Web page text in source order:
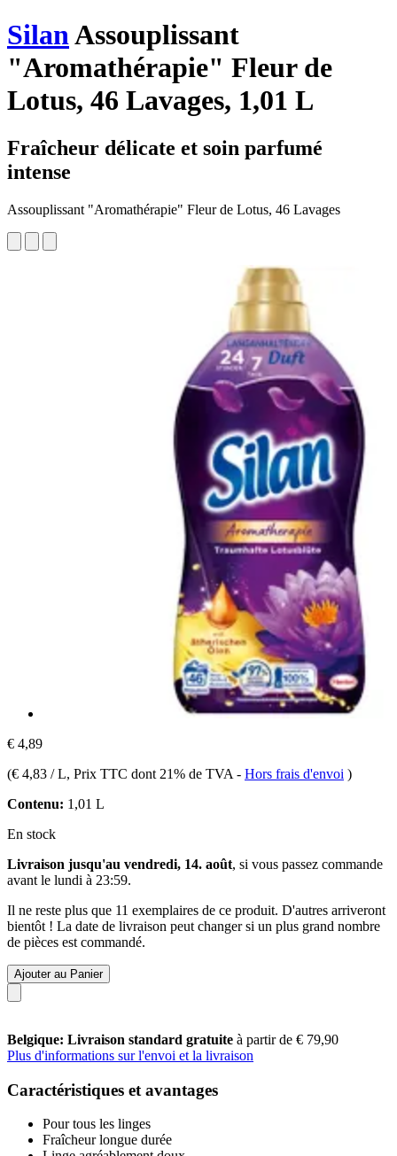
SilanAssouplissant
"Aromathérapie" Fleur de
Lotus, 46 Lavages, 1,01 L
Fraîcheur délicate et soin parfumé
intense
Assouplissant "Aromathérapie" Fleur de Lotus, 46 Lavages
€ 4,89
(€ 4,83 / L, Prix TTC dont 21% de TVA - Hors frais d'envoi )
Contenu: 1,01 L
En stock
Livraison jusqu'au vendredi, 14. août, si vous passez commande
avant le lundi à 23:59.
Il ne reste plus que 11 exemplaires de ce produit. D'autres arriveront
bientôt ! La date de livraison peut changer si un plus grand nombre
de pièces est commandé.
Ajouter au Panier
Belgique: Livraison standard gratuite à partir de € 79,90
Plus d'informations sur l'envoi et la livraison
Caractéristiques et avantages
Pour tous les linges
Fraîcheur longue durée